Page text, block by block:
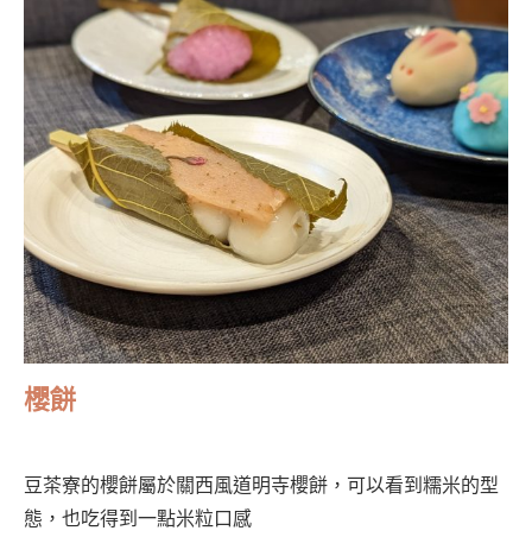
櫻餅
豆茶寮的櫻餅屬於關西風道明寺櫻餅，可以看到糯米的型
態，也吃得到一點米粒口感